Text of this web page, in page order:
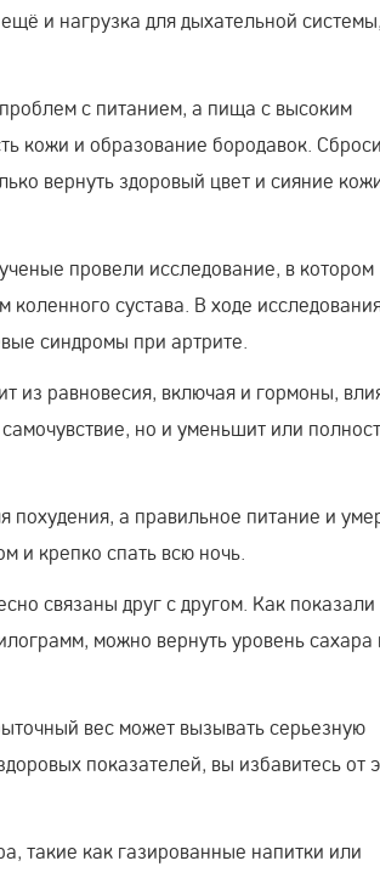
и нагрузка для дыхательной системы,
с питанием, а пища с высоким
кожи и образование бородавок.
вернуть здоровый цвет и сияние
провели исследование, в котором
сустава. В ходе
синдромы при артрите.
из равновесия, включая и гормоны,
но и уменьшит или
а правильное питание и
и крепко спать всю ночь.
связаны друг с другом. Как показали
можно вернуть уровень сахара
вес может вызывать серьезную
показателей, вы избавитесь от
такие как газированные напитки или